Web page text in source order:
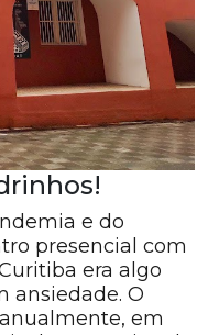
e do
presencial com
era algo
ansiedade. O
em